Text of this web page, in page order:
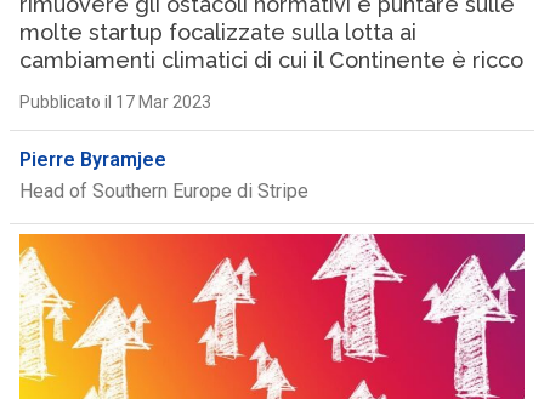
molte startup focalizzate sulla lotta ai
cambiamenti climatici di cui il Continente è ricco
Pubblicato il 17 Mar 2023
Pierre Byramjee
Head of Southern Europe di Stripe